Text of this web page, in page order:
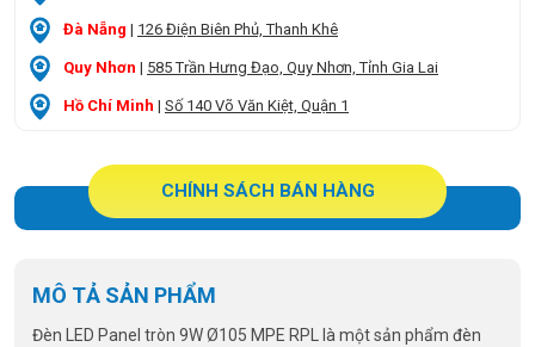
Đà Nẵng | 126 Điện Biên Phủ, Thanh Khê
Quy Nhơn | 585 Trần Hưng Đạo, Quy Nhơn, Tỉnh Gia Lai
Hồ Chí Minh | Số 140 Võ Văn Kiệt, Quận 1
CHÍNH SÁCH BÁN HÀNG
MÔ TẢ SẢN PHẨM
Đèn LED Panel tròn 9W Ø105 MPE RPL là một sản phẩm đèn